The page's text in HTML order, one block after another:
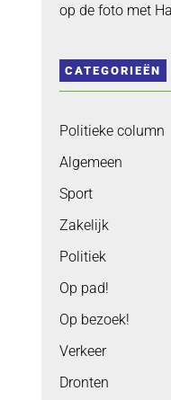
op de foto met
CATEGORIEËN
Politieke column
Algemeen
Sport
Zakelijk
Politiek
Op pad!
Op bezoek!
Verkeer
Dronten